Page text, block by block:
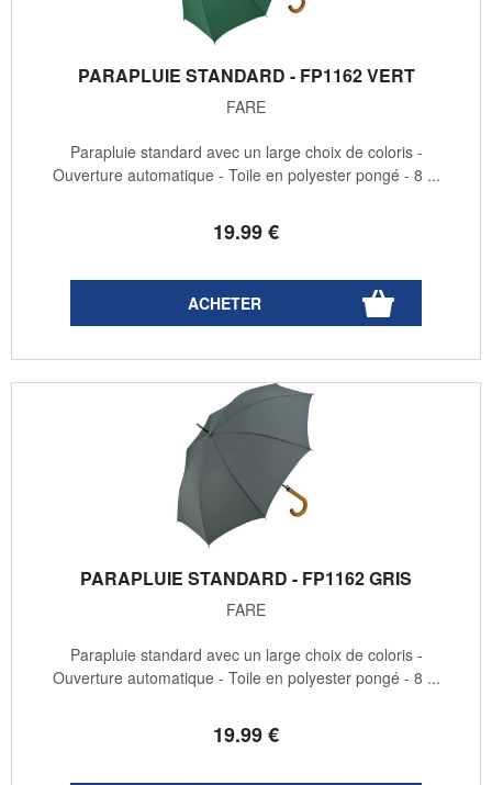
PARAPLUIE STANDARD - FP1162 VERT
FARE
19.99€
Parapluie standard avec un large choix de coloris -
Ouverture automatique - Toile en polyester pongé - 8 ...
PARAPLUIE STANDARD - FP1162 GRIS
FARE
19.99€
Parapluie standard avec un large choix de coloris -
Ouverture automatique - Toile en polyester pongé - 8 ...